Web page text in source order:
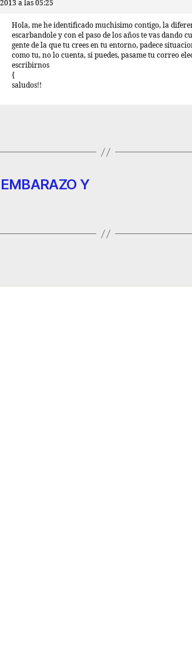
a las 05:25
Hola, me he identificado muchisimo contigo, la
escarbandole y con el paso de los años te vas dando
gente de la que tu crees en tu entorno, padece
como tu, no lo cuenta, si puedes, pasame tu correo
escribirnos
{
saludos!!
Y